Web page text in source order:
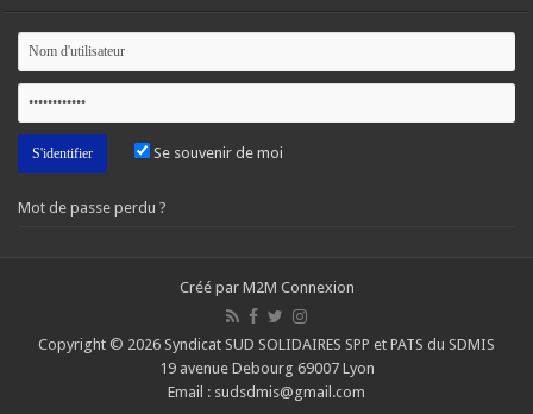
Se souvenir de moi
Mot de passe perdu ?
Créé par M2M Connexion
Copyright © 2026 Syndicat SUD SOLIDAIRES SPP et PATS du SDMIS
19 avenue Debourg 69007 Lyon
Email : sudsdmis@gmail.com